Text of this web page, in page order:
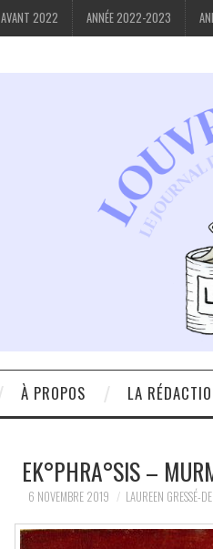
AVANT 2022 ANNÉE 2022-2023
À PROPOS LA
EK°PHRA°SIS –
6 NOVEMBRE 2019 LAUREEN GRESSÉ-